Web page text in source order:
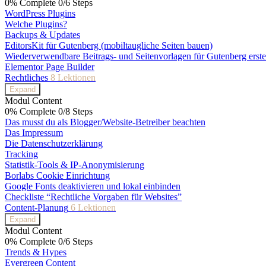
0% Complete 0/6 Steps
WordPress Plugins
Welche Plugins?
Backups & Updates
EditorsKit für Gutenberg (mobiltaugliche Seiten bauen)
Wiederverwendbare Beitrags- und Seitenvorlagen für Gutenberg
Elementor Page Builder
Rechtliches 8 Lektionen
Expand
Modul Content
0% Complete 0/8 Steps
Das musst du als Blogger/Website-Betreiber beachten
Das Impressum
Die Datenschutzerklärung
Tracking
Statistik-Tools & IP-Anonymisierung
Borlabs Cookie Einrichtung
Google Fonts deaktivieren und lokal einbinden
Checkliste “Rechtliche Vorgaben für Websites”
Content-Planung 6 Lektionen
Expand
Modul Content
0% Complete 0/6 Steps
Trends & Hypes
Evergreen Content